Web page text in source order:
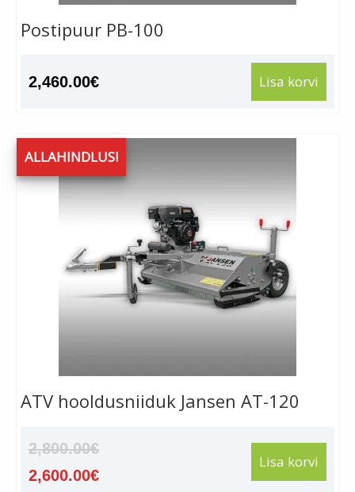
Postipuur PB-100
2,460.00€ Lisa korvi
ALLAHINDLUS!
ATV hooldusniiduk Jansen AT-120
2,800.00€
Algne
2,600.00€
Lisa korvi